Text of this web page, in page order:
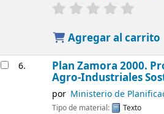
Agregar al carrito
6. Plan Zamora 2000.
Agro-Industriales
por Ministerio de
Tipo de material:
Texto